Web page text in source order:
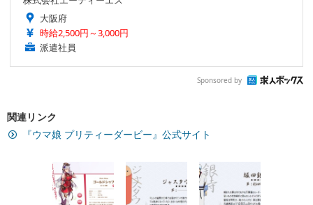
大阪府
時給2,500円～3,000円
派遣社員
Sponsored by
関連リンク
『ウマ娘 プリティーダービー』公式サイト